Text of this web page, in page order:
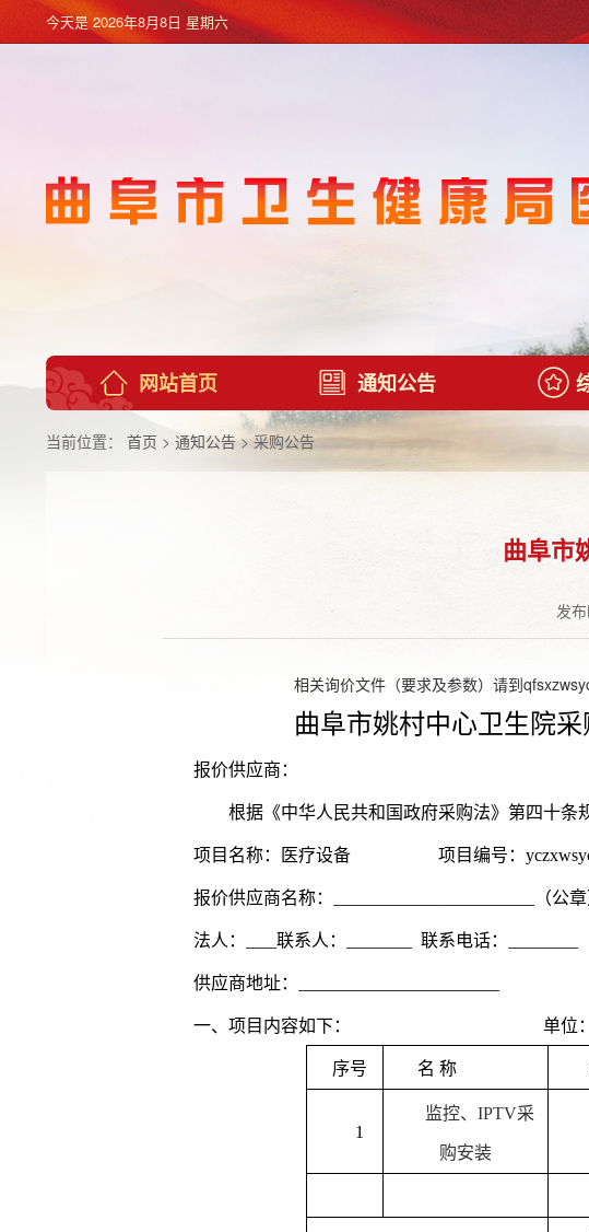
今天是2026年8月8日 星期六
网站首页 通知公告
当前位置： 首页 > 通知公告> 采购公告
曲阜市
发
相关询价文件（要求及参数）请到
曲阜市姚村中心卫生院采
报价供应商：
根据《中华人民共和国政府采购法》第四十条
项目名称：医疗设备 项目编号：
报价供应商名称： （公章
法人： 联系人： 联系电话：
供应商地址：
一、项目内容如下： 单位
序号 名 称
1
监控、IPTV采
购安装